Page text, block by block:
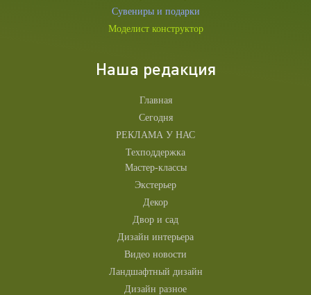
Сувениры и подарки
Моделист конструктор
Наша редакция
Главная
Сегодня
РЕКЛАМА У НАС
Техподдержка
Мастер-классы
Экстерьер
Декор
Двор и сад
Дизайн интерьера
Видео новости
Ландшафтный дизайн
Дизайн разное